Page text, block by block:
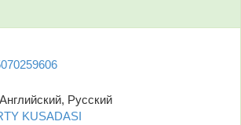
Русский
KUSADASI